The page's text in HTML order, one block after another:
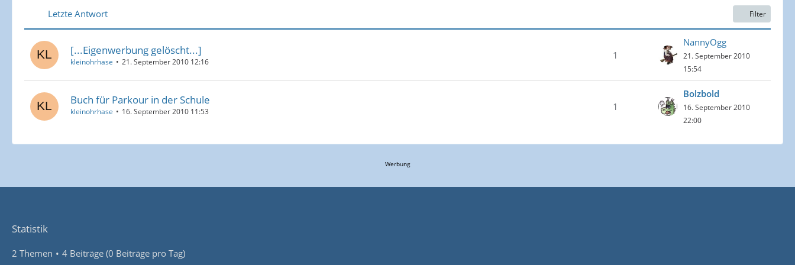
Letzte Antwort Filter
[...Eigenwerbung gelöscht...]
kleinohrhase 21. September 2010 12:16
1
NannyOgg
21. September 2010
15:54
Buch für Parkour in der Schule
kleinohrhase 16. September 2010 11:53 1
Bolzbold
16. September 2010
22:00
Werbung
Statistik
2 Themen 4 Beiträge (0 Beiträge pro Tag)